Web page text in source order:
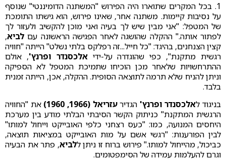
1. בכל המקרים שתוארו היה הפירוש "המשתנה הדומיננטי" שנוסף
על נסיבות קיימות. משתנה אחר, שאינו פירוש, הוא גישתו התומכת
של המטפל: "אני מבין שיש לך בעיה ואני מוכן להקשיב ולעזור לך
לפתור אותה." ההקלה שהושגה לאחר הפגישה הראשונה עם לביא,
קצין הצנחנים, בהיגד: "כל חייל...זה רפלקס בלתי נשלט" הייתה "חוויה
רגשית מתקנת", כפי שהוגדרה על-ידיאלכסנדר ופרנץ', אולם
ההתרחשויות שלאחר מכן הוכיחו שתמיכת המטפל לא הספיקה
וניתן להניח שלא תרמה לתוצאה הסופית. ההקלה, אכן, הייתה זמנית
בלבד.
בניגוד לאלכסנדר ופרנץ' הגדירעזריאל (1966, 1960)
את "החוויה
הרגשית המתקנת" כניתוק הקשר הסיבתי הבלתי מודע בין מערכת
היחסים המנועה, כמו: "כעס רצחני כלפי האובייקט וייחול למותו"
לבין הפורענות: "רגשי אשם על מות האובייקט במציאות תוצאה,
כביכול, מהייחול למותו." פירוש ברוח זו ניתן ללביא, פתר את הבעיה
וגרם להעלמות עמידה של הסימפטומים.